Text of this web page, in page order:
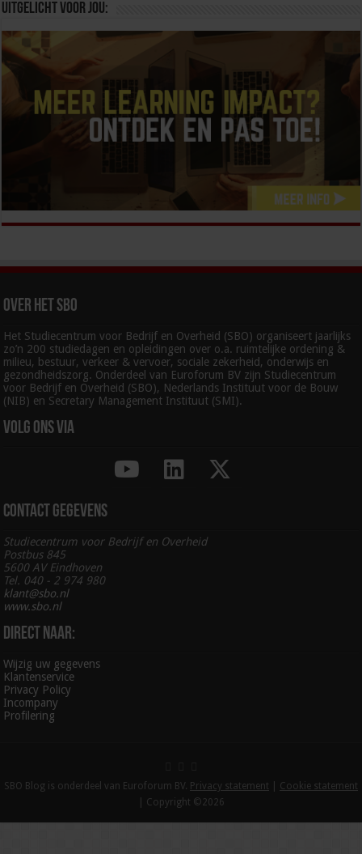
Uitgelicht voor jou:
Over het SBO
Het Studiecentrum voor Bedrijf en Overheid (SBO) organiseert jaarlijks
zo’n 200 studiedagen en opleidingen over o.a. ruimtelijke ordening &
milieu, bestuur, verkeer & vervoer, sociale zekerheid, onderwijs en
gezondheidszorg. Onderdeel van Euroforum BV zijn Studiecentrum
voor Bedrijf en Overheid (SBO), Nederlands Instituut voor de Bouw
(NIB) en Secretary Management Instituut (SMI).
Volg ons via
Contact gegevens
Studiecentrum voor Bedrijf en Overheid
Postbus 845
5600 AV Eindhoven
Tel. 040 - 2 974 980
klant@sbo.nl
www.sbo.nl
Direct naar:
Wijzig uw gegevens
Klantenservice
Privacy Policy
Incompany
Profilering
SBO Blog is onderdeel van Euroforum BV. Privacy statement
Cookie statement
| Copyright ©2026